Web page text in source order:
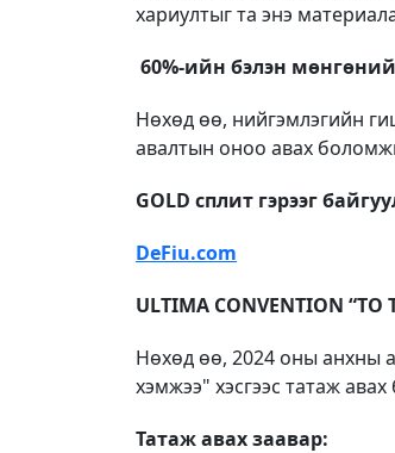
хариултыг та энэ
60%-ийн бэлэн
Нөхөд өө, нийгэмлэгийн
авалтын оноо авах
GOLD сплит гэрээг
DeFiu.com
ULTIMA CONVENTION
Нөхөд өө, 2024 оны анхны
хэмжээ" хэсгээс татаж
Татаж авах заавар: